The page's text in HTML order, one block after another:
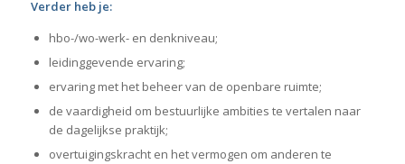
Verder heb je:
hbo-/wo-werk- en denkniveau;
leidinggevende ervaring;
ervaring met het beheer van de openbare ruimte;
de vaardigheid om bestuurlijke ambities te vertalen naar
de dagelijkse praktijk;
overtuigingskracht en het vermogen om anderen te